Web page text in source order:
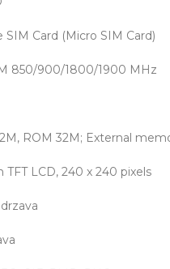
SIM Card (Micro SIM Card)
850/900/1800/1900 MHz
ROM 32M; External
TFT LCD, 240 x 240 pixels